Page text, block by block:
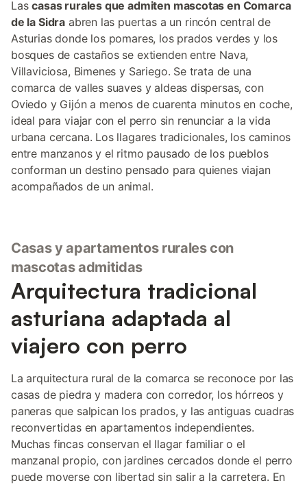
Lascasas rurales que admiten mascotas en Comarca
de la Sidra abren las puertas a un rincón central de
Asturias donde los pomares, los prados verdes y los
bosques de castaños se extienden entre Nava,
Villaviciosa, Bimenes y Sariego. Se trata de una
comarca de valles suaves y aldeas dispersas, con
Oviedo y Gijón a menos de cuarenta minutos en coche,
ideal para viajar con el perro sin renunciar a la vida
urbana cercana. Los llagares tradicionales, los caminos
entre manzanos y el ritmo pausado de los pueblos
conforman un destino pensado para quienes viajan
acompañados de un animal.
Casas y apartamentos rurales con
mascotas admitidas
Arquitectura tradicional
asturiana adaptada al
viajero con perro
La arquitectura rural de la comarca se reconoce por las
casas de piedra y madera con corredor, los hórreos y
paneras que salpican los prados, y las antiguas cuadras
reconvertidas en apartamentos independientes.
Muchas fincas conservan el llagar familiar o el
manzanal propio, con jardines cercados donde el perro
puede moverse con libertad sin salir a la carretera. En